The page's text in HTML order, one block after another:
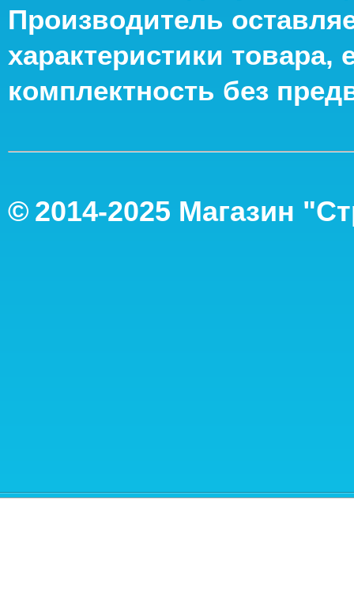
Производитель
характеристики
комплектность без
© 2014-2025 Магазин